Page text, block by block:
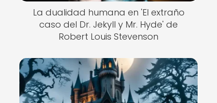
La dualidad humana en 'El extraño
caso del Dr. Jekyll y Mr. Hyde' de
Robert Louis Stevenson